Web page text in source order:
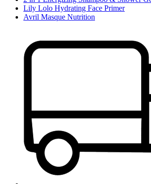
Lily Lolo Hydrating Face Primer
Avril Masque Nutrition